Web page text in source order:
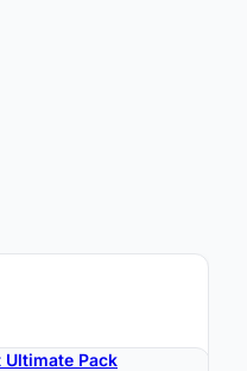
Ultimate Pack